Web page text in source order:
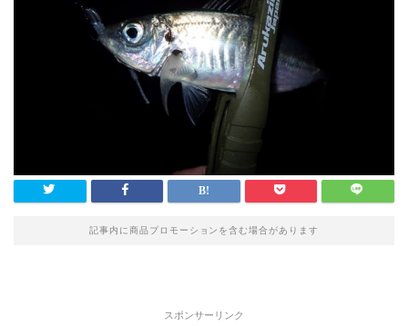
記事内に商品プロモーションを含む場合があります
スポンサーリンク